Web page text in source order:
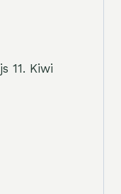
11. Kiwi